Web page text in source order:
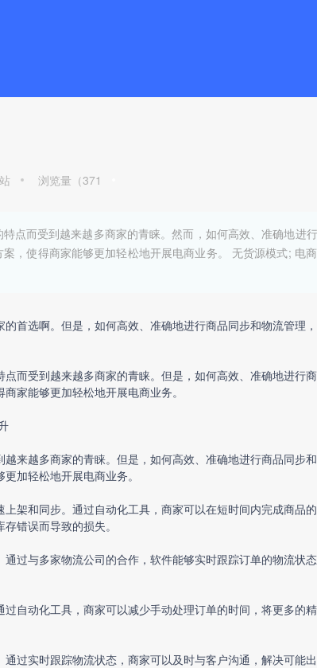
浏览量（371
点而受到越来越多商家的青睐。然而，如何高效、准确地
，使得商家能够更加轻松地开展电商业务。 无货源模式;
首选啊。但是，如何高效、准确地进行商品同步和物流管理
而受到越来越多商家的青睐。但是，如何高效、准确地进行
家能够更加轻松地开展电商业务。
来越多商家的青睐。但是，如何高效、准确地进行商品同步
加轻松地开展电商业务。
架和同步。通过自动化工具，商家可以在短时间内完成商
错误而导致的损失。
过与多家物流公司的合作，软件能够实时跟踪订单的物流
自动化工具，商家可以减少手动处理订单的时间，将更多的
过实时跟踪物流状态，商家可以及时与客户沟通，解决可